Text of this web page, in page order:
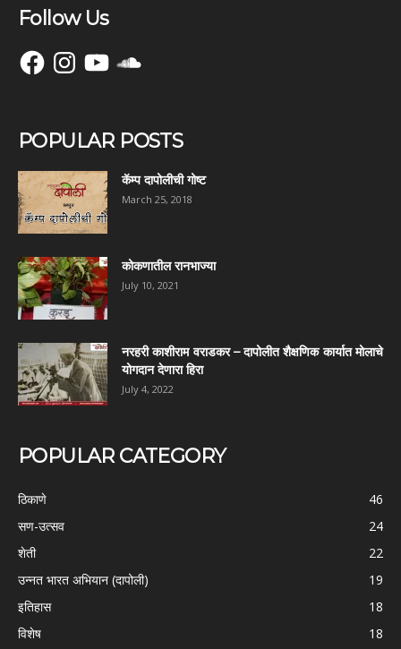
Follow Us
FacebookInstagramYouTubeSoundCloud
POPULAR POSTS
कॅम्प दापोलीची गोष्ट
March 25, 2018
कोकणातील रानभाज्या
July 10, 2021
नरहरी काशीराम वराडकर – दापोलीत शैक्षणिक कार्यात मोलाचे
योगदान देणारा हिरा
July 4, 2022
POPULAR CATEGORY
ठिकाणे
46
सण-उत्सव
24
शेती
22
उन्नत भारत अभियान (दापोली)
19
इतिहास
18
विशेष
18